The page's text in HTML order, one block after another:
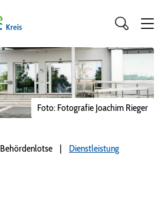
Foto: Fotografie Joachim Rieger
Behördenlotse Dienstleistung